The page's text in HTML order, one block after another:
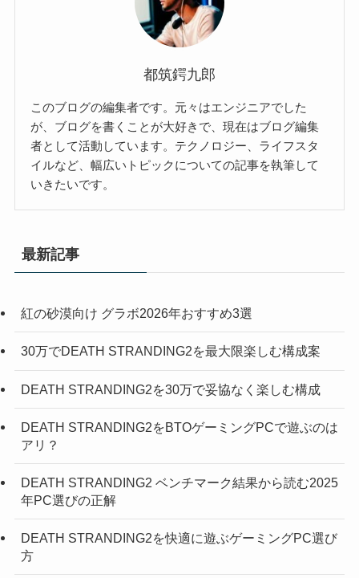
都筑鍔九郎
このブログの編集者です。元々はエンジニアでした
が、ブログを書くことが大好きで、現在はブログ編集
者として活動しています。テクノロジー、ライフスタ
イルなど、幅広いトピックについての記事を執筆して
いきたいです。
最新記事
紅の砂漠向け グラボ2026年おすすめ3選
30万でDEATH STRANDING2を最大限楽しむ構成案
DEATH STRANDING2を30万で妥協なく楽しむ構成
DEATH STRANDING2をBTOゲーミングPCで遊ぶのは
アリ？
DEATH STRANDING2 ベンチマーク結果から読む2025
年PC選びの正解
DEATH STRANDING2を快適に遊ぶゲーミングPC選び
方